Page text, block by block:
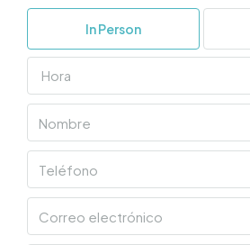
In Person
Hora